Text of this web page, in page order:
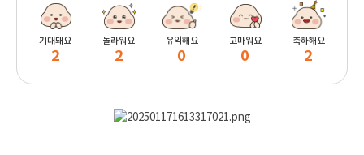
기대돼요
2
놀라워요
2
유익해요
0
고마워요
0
축하해요
2